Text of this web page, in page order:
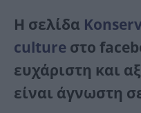
Η σελίδα
culture στο
ευχάριστη και
είναι άγνωστη